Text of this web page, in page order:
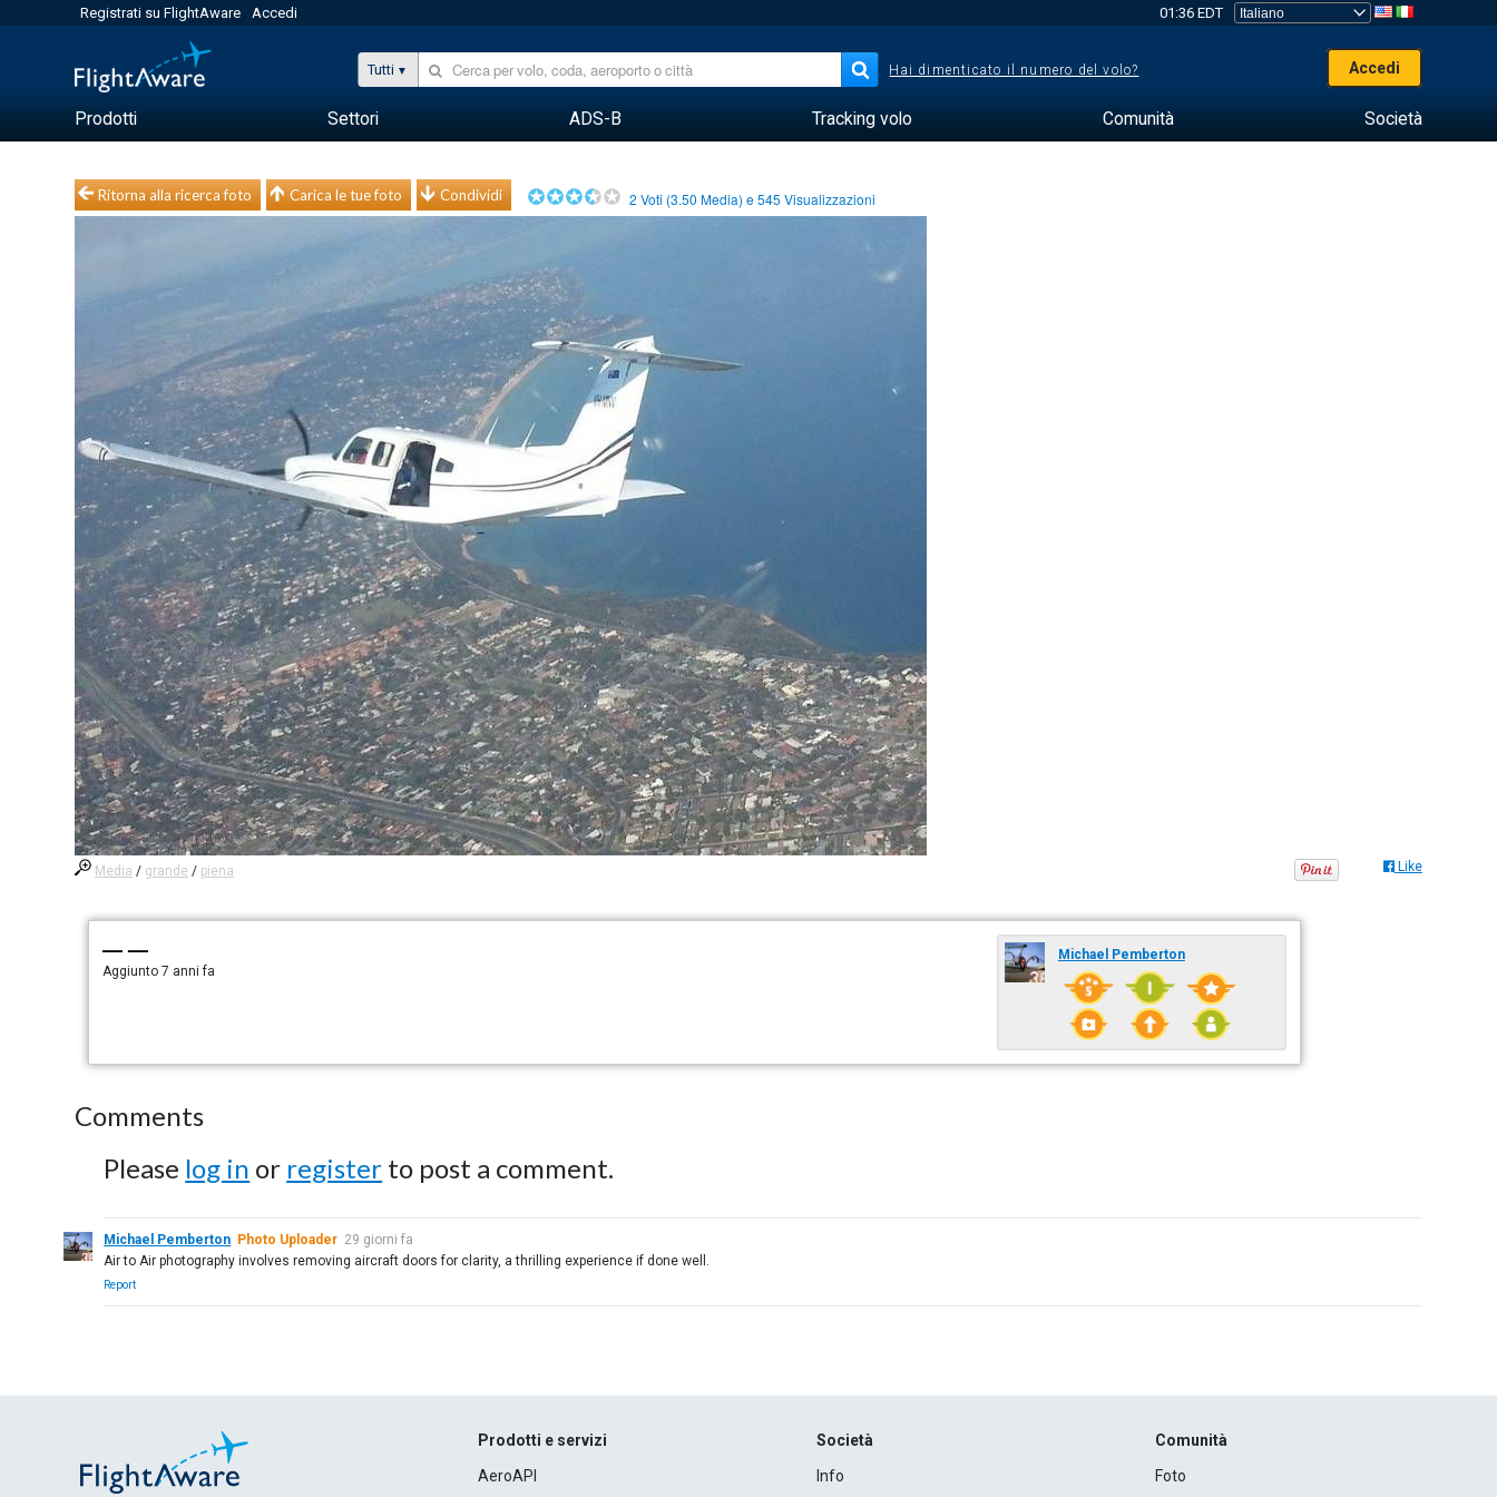
Registrati su FlightAware Accedi 01:36 EDT
Tutti Hai dimenticato il numero del volo? Accedi
Prodotti Settori ADS-B Tracking volo Comunità Società
Ritorna alla ricerca foto Carica le tue foto Condividi 2 Voti (3.50 Media) e545 Visualizzazioni
Media / grande / piena Like
— —
Aggiunto7 anni fa
Michael Pemberton
Comments
Please log in or register to post a comment.
Michael Pemberton Photo Uploader 29 giorni fa
Air to Air photography involves removing aircraft doors for clarity, a thrilling experience if done well.
Report
Prodotti e servizi
AeroAPI
Società
Info
Comunità
Foto